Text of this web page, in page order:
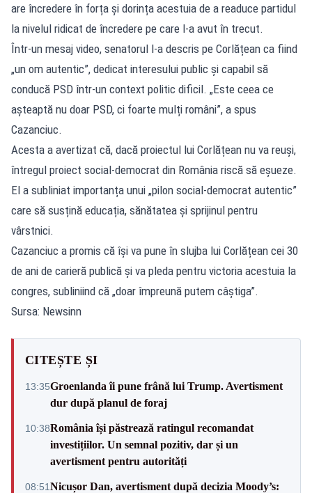
are încredere în forța și dorința acestuia de a readuce partidul
la nivelul ridicat de încredere pe care l-a avut în trecut.
Într-un mesaj video, senatorul l-a descris pe Corlățean ca fiind
„un om autentic”, dedicat interesului public și capabil să
conducă PSD într-un context politic dificil. „Este ceea ce
așteaptă nu doar PSD, ci foarte mulți români”, a spus
Cazanciuc.
Acesta a avertizat că, dacă proiectul lui Corlățean nu va reuși,
întregul proiect social-democrat din România riscă să eșueze.
El a subliniat importanța unui „pilon social-democrat autentic”
care să susțină educația, sănătatea și sprijinul pentru
vârstnici.
Cazanciuc a promis că își va pune în slujba lui Corlățean cei 30
de ani de carieră publică și va pleda pentru victoria acestuia la
congres, subliniind că „doar împreună putem câștiga”.
Sursa: Newsinn
CITEȘTE ȘI
13:35Groenlanda îi pune frână lui Trump. Avertisment
dur după planul de foraj
10:38România își păstrează ratingul recomandat
investițiilor. Un semnal pozitiv, dar și un
avertisment pentru autorități
08:51Nicușor Dan, avertisment după decizia Moody’s: